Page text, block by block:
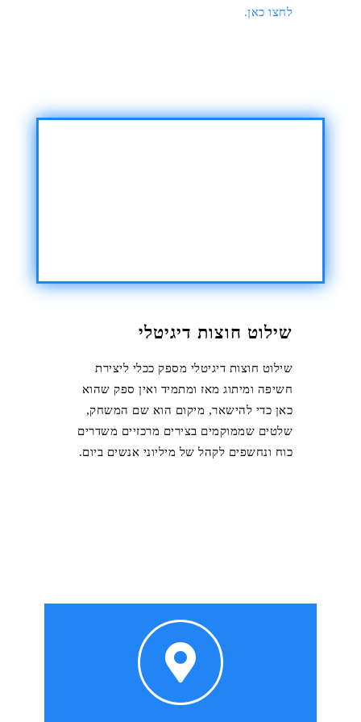
לחצו כאן.
שילוט חוצות דיגיטלי
שילוט חוצות דיגיטלי מספק ככלי ליצירת
חשיפה ומיתוג מאז ומתמיד ואין ספק שהוא
כאן כדי להישאר, מיקום הוא שם המשחק,
שלטים שממוקמים בצירים מרכזיים משדרים
כוח ונחשפים לקהל של מיליוני אנשים ביום.
חברת FITV מספקת פתרונות שילוט דיגיטלי
למועדוני כושר הכוללים בתוכם חומרה + תכנה
להעלאת תכנים מתקדמת וכמובן תמיכה